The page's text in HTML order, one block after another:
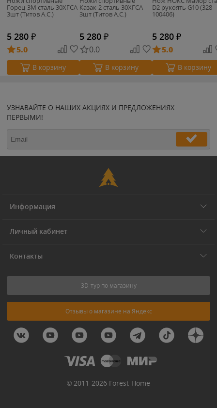
Горец-3М сталь 30ХГСА
3шт (Титов А.С.)
5 280 ₽
5.0
В корзину
Казак-2 сталь 30ХГСА
3шт (Титов А.С.)
5 280 ₽
0.0
В корзину
D2 рукоять G10 (328-
100406)
5 280 ₽
5.0
В корзину
УЗНАВАЙТЕ О НАШИХ АКЦИЯХ И ПРЕДЛОЖЕНИЯХ
ПЕРВЫМИ!
Информация
Личный кабинет
Контакты
3D-тур по магазину
Отзывы о магазине на Яндекс
© 2011-2026 Forest-Home